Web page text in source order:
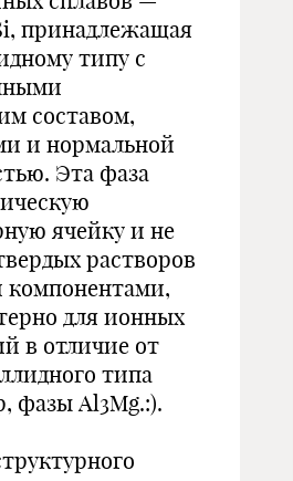
принадлежащая
типу с
составом,
и нормальной
Эта фаза
ячейку и не
растворов
компонентами,
для ионных
в отличие от
типа
фазы Al3Mg.:).